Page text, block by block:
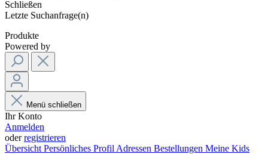
Schließen
Letzte Suchanfrage(n)
Produkte
Powered by
Menü schließen
Ihr Konto
Anmelden
oderregistrieren
Übersicht Persönliches Profil Adressen Bestellungen Meine Kids